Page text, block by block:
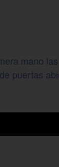
mano
puertas